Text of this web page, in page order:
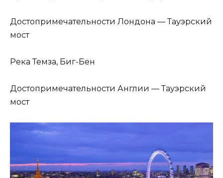
Достопримечательности Лондона — Тауэрский
мост
Река Темза, Биг-Бен
Достопримечательности Англии — Тауэрский
мост